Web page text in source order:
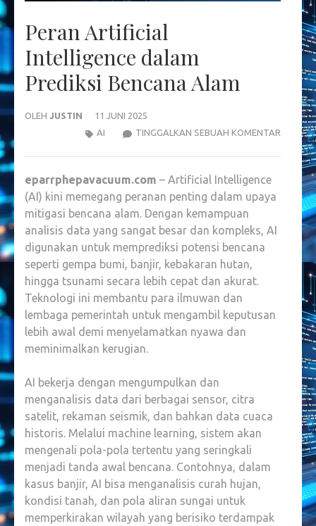
Peran Artificial
Intelligence dalam
Prediksi Bencana Alam
OLEH JUSTIN
11 JUNI 2025
TINGGALKAN SEBUAH KOMENTAR PERAN
DALAM
ALAM
AI
eparrphepavacuum.com – Artificial Intelligence
(AI) kini memegang peranan penting dalam upaya
mitigasi bencana alam. Dengan kemampuan
analisis data yang sangat besar dan kompleks, AI
digunakan untuk memprediksi potensi bencana
seperti gempa bumi, banjir, kebakaran hutan,
hingga tsunami secara lebih cepat dan akurat.
Teknologi ini membantu para ilmuwan dan
lembaga pemerintah untuk mengambil keputusan
lebih awal demi menyelamatkan nyawa dan
meminimalkan kerugian.
AI bekerja dengan mengumpulkan dan
menganalisis data dari berbagai sensor, citra
satelit, rekaman seismik, dan bahkan data cuaca
historis. Melalui machine learning, sistem akan
mengenali pola-pola tertentu yang seringkali
menjadi tanda awal bencana. Contohnya, dalam
kasus banjir, AI bisa menganalisis curah hujan,
kondisi tanah, dan pola aliran sungai untuk
memperkirakan wilayah yang berisiko terdampak